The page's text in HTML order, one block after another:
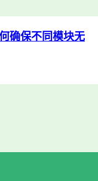
确保不同模块无